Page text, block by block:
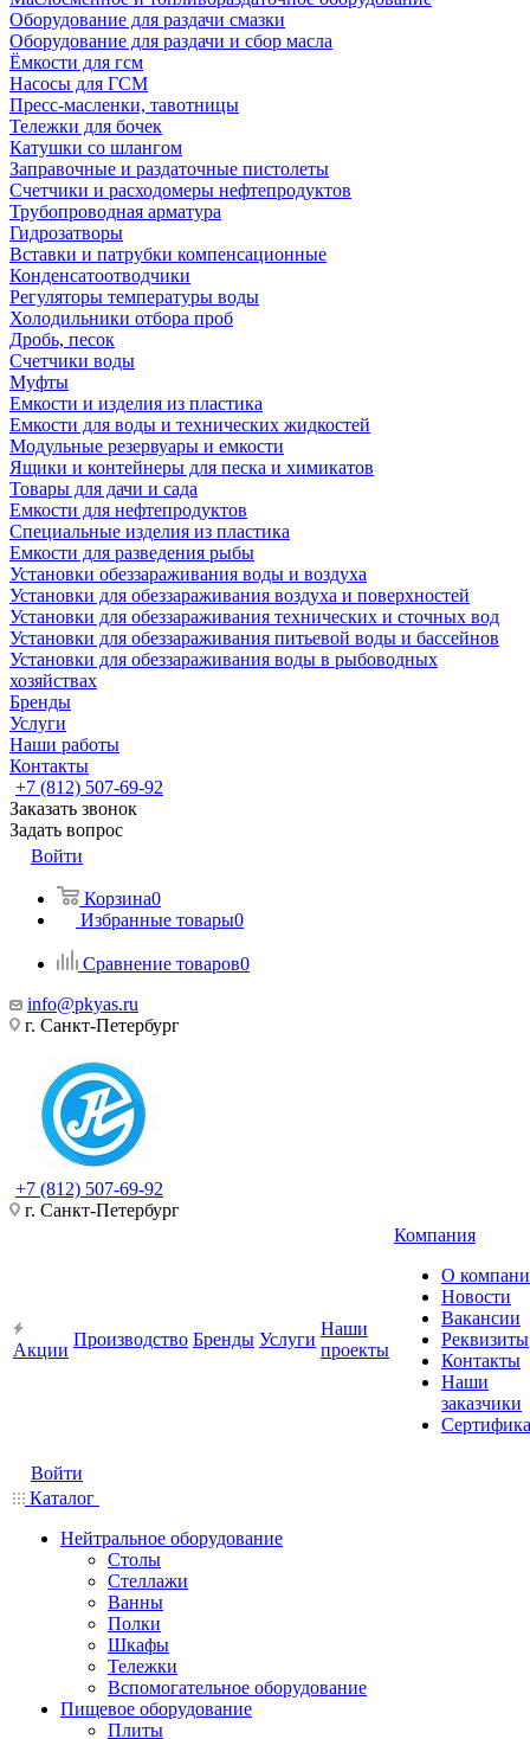
Оборудование для раздачи смазки
Оборудование для раздачи и сбор масла
Ёмкости для гсм
Насосы для ГСМ
Пресс-масленки, тавотницы
Тележки для бочек
Катушки со шлангом
Заправочные и раздаточные пистолеты
Счетчики и расходомеры нефтепродуктов
Трубопроводная арматура
Гидрозатворы
Вставки и патрубки компенсационные
Конденсатоотводчики
Регуляторы температуры воды
Холодильники отбора проб
Дробь, песок
Счетчики воды
Муфты
Емкости и изделия из пластика
Емкости для воды и технических жидкостей
Модульные резервуары и емкости
Ящики и контейнеры для песка и химикатов
Товары для дачи и сада
Емкости для нефтепродуктов
Специальные изделия из пластика
Емкости для разведения рыбы
Установки обеззараживания воды и воздуха
Установки для обеззараживания воздуха и поверхностей
Установки для обеззараживания технических и сточных вод
Установки для обеззараживания питьевой воды и бассейнов
Установки для обеззараживания воды в рыбоводных
хозяйствах
Бренды
Услуги
Наши работы
Контакты
+7 (812) 507-69-92
Заказать звонок
Задать вопрос
Войти
Корзина0
Избранные товары0
Сравнение товаров0
info@pkyas.ru
г. Санкт-Петербург
+7 (812) 507-69-92
г. Санкт-Петербург
Акции
Производство Бренды Услуги
Наши
проекты
Компания
О
Новости
Вакансии
Реквизиты
Контакты
Наши
заказчики
Войти
Каталог
Нейтральное оборудование
Столы
Стеллажи
Ванны
Полки
Шкафы
Тележки
Вспомогательное оборудование
Пищевое оборудование
Плиты